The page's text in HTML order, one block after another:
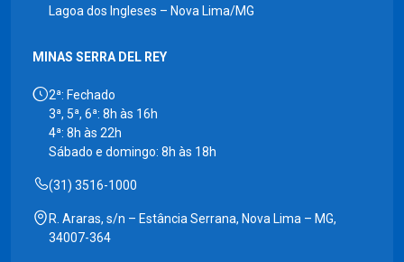
Lagoa dos Ingleses – Nova Lima/MG
MINAS SERRA DEL REY
2ª: Fechado
3ª, 5ª, 6ª: 8h às 16h
4ª: 8h às 22h
Sábado e domingo: 8h às 18h
(31) 3516-1000
R. Araras, s/n – Estância Serrana, Nova Lima – MG,
34007-364